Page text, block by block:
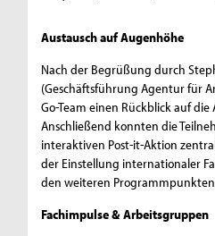
Austausch auf Augenhöhe
Nach der Begrüßung durch
(Geschäftsführung Agentur für
Go-Team einen Rückblick auf
Anschließend konnten die
interaktiven Post-it-Aktion
der Einstellung internationaler
den weiteren
Fachimpulse & Arbeitsgruppen